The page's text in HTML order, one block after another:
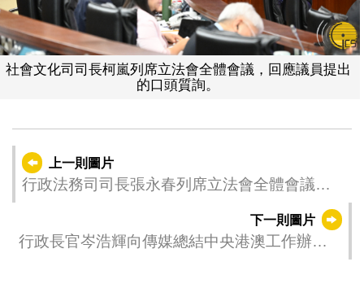
社會文化司司長柯嵐列席立法會全體會議，回應議員提出
的口頭質詢。
上一則圖片
行政法務司司長張永春列席立法會全體會議，
下一則圖片
行政長官岑浩輝向傳媒總結中央港澳工作辦公